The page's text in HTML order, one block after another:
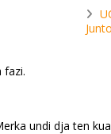
fazi.
undi dja ten